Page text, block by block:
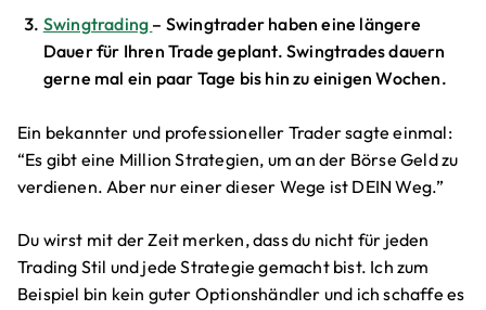
Swingtrading – Swingtrader haben eine längere
Dauer für Ihren Trade geplant. Swingtrades dauern
gerne mal ein paar Tage bis hin zu einigen Wochen.
Ein bekannter und professioneller Trader sagte einmal:
“Es gibt eine Million Strategien, um an der Börse Geld zu
verdienen. Aber nur einer dieser Wege ist DEIN Weg.”
Du wirst mit der Zeit merken, dass du nicht für jeden
Trading Stil und jede Strategie gemacht bist. Ich zum
Beispiel bin kein guter Optionshändler und ich schaffe es